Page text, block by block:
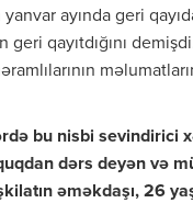
ayında geri
geri qayıtdığını
bu nisbi sevindirici
dərs deyən və
əməkdaşı, 26